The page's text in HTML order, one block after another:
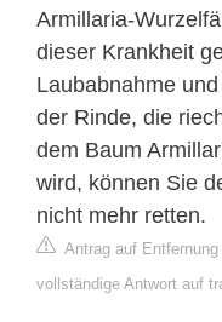
Armillaria-
dieser Krankheit
Laubabnahme
der Rinde, die
dem Baum
wird, können Sie
nicht mehr retten.
Antrag auf
vollständige Antwort auf